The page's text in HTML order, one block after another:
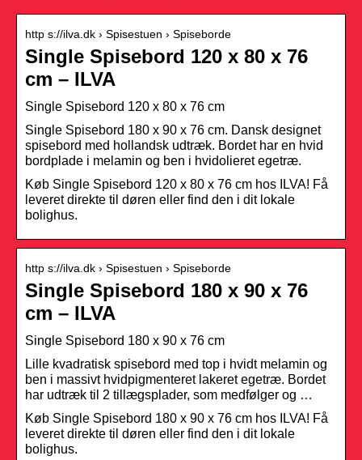
http s://ilva.dk › Spisestuen › Spiseborde
Single Spisebord 120 x 80 x 76
cm – ILVA
Single Spisebord 120 x 80 x 76 cm
Single Spisebord 180 x 90 x 76 cm. Dansk designet
spisebord med hollandsk udtræk. Bordet har en hvid
bordplade i melamin og ben i hvidolieret egetræ.
Køb Single Spisebord 120 x 80 x 76 cm hos ILVA! Få
leveret direkte til døren eller find den i dit lokale
bolighus.
http s://ilva.dk › Spisestuen › Spiseborde
Single Spisebord 180 x 90 x 76
cm – ILVA
Single Spisebord 180 x 90 x 76 cm
Lille kvadratisk spisebord med top i hvidt melamin og
ben i massivt hvidpigmenteret lakeret egetræ. Bordet
har udtræk til 2 tillægsplader, som medfølger og …
Køb Single Spisebord 180 x 90 x 76 cm hos ILVA! Få
leveret direkte til døren eller find den i dit lokale
bolighus.